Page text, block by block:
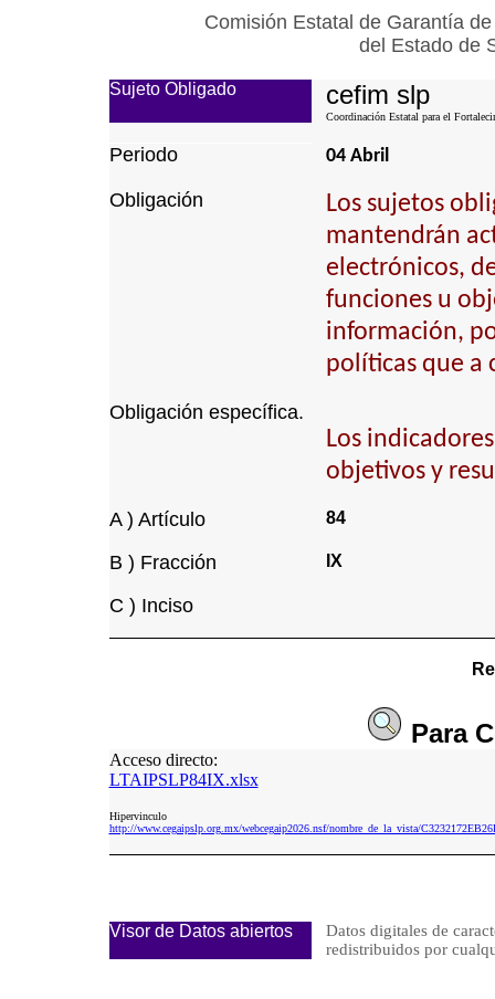
Comisión Estatal de Garantía
del Estado de
Sujeto Obligado cefim slp
Coordinación Estatal para el
Periodo 04 Abril
Obligación
Los sujetos
mantendrán
electrónicos,
funciones u
información,
políticas que a
Obligación específica.
Los
objetivos y
A ) Artículo 84
B ) Fracción IX
C ) Inciso
Para
Acceso directo:
LTAIPSLP84IX.xlsx
Hipervinculo
http://www.cegaipslp.org.mx/webcegaip2026.nsf/nombre_de_la_vista/
Visor de Datos abiertos
Datos digitales de
redistribuidos por